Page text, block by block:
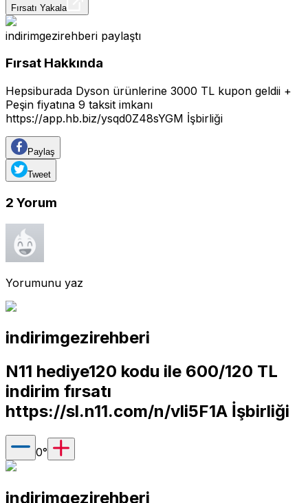
Fırsatı Yakala
indirimgezirehberi paylaştı
Fırsat Hakkında
Hepsiburada Dyson ürünlerine 3000 TL kupon geldii +
Peşin fiyatına 9 taksit imkanı
https://app.hb.biz/ysqd0Z48sYGM İşbirliği
Paylaş
Tweet
2 Yorum
Yorumunu yaz
indirimgezirehberi
N11 hediye120 kodu ile 600/120 TL
indirim fırsatı
https://sl.n11.com/n/vli5F1A İşbirliği
0°
indirimgezirehberi